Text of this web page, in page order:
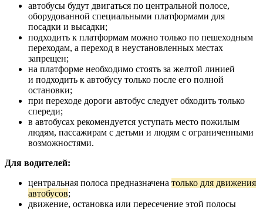
автобусы будут двигаться по центральной полосе,
оборудованной специальными платформами для
посадки и высадки;
подходить к платформам можно только по пешеходным
переходам, а переход в неустановленных местах
запрещен;
на платформе необходимо стоять за желтой линией
и подходить к автобусу только после его полной
остановки;
при переходе дороги автобус следует обходить только
спереди;
в автобусах рекомендуется уступать место пожилым
людям, пассажирам с детьми и людям с ограниченными
возможностями.
Для водителей:
центральная полоса предназначена только для движения
автобусов;
движение, остановка или пересечение этой полосы